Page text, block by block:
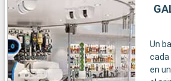
Un
cada
en